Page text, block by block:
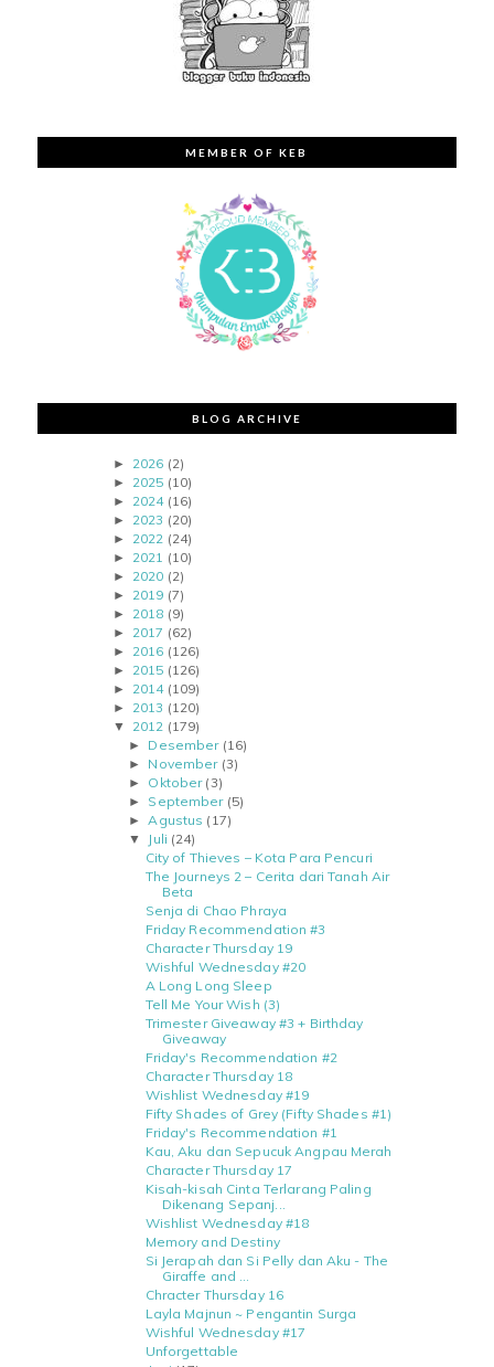
MEMBER OF KEB
BLOG ARCHIVE
► 2026 (2)
► 2025 (10)
► 2024 (16)
► 2023 (20)
► 2022 (24)
► 2021 (10)
► 2020 (2)
► 2019 (7)
► 2018 (9)
► 2017 (62)
► 2016 (126)
► 2015 (126)
► 2014 (109)
► 2013 (120)
▼ 2012 (179)
► Desember (16)
► November (3)
► Oktober (3)
► September (5)
►Agustus (17)
▼ Juli (24)
City of Thieves – Kota Para Pencuri
The Journeys 2 – Cerita dari Tanah Air
Beta
Senja di Chao Phraya
Friday Recommendation #3
Character Thursday 19
Wishful Wednesday #20
A Long Long Sleep
Tell Me Your Wish (3)
Trimester Giveaway #3 + Birthday
Giveaway
Friday's Recommendation #2
Character Thursday 18
Wishlist Wednesday #19
Fifty Shades of Grey (Fifty Shades #1)
Friday's Recommendation #1
Kau, Aku dan Sepucuk Angpau Merah
Character Thursday 17
Kisah-kisah Cinta Terlarang Paling
Dikenang Sepanj...
Wishlist Wednesday #18
Memory and Destiny
Si Jerapah dan Si Pelly dan Aku - The
Giraffe and ...
Chracter Thursday 16
Layla Majnun ~ Pengantin Surga
Wishful Wednesday #17
Unforgettable